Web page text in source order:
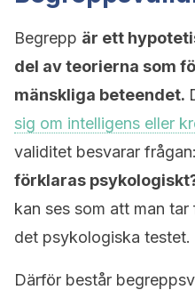
Begrepp är ett
del av teorierna som
mänskliga beteendet.
sig om intelligens eller
validitet besvarar frågan:
förklaras
kan ses som att man tar
det psykologiska testet.
Därför består